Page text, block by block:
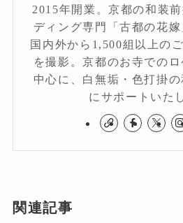
2015年開業。京都の和装
ディング専門「古都の花
国内外から1,500組以上の
を撮影。京都のお寺での
中心に、白無垢・色打掛
にサポートいた
関連記事